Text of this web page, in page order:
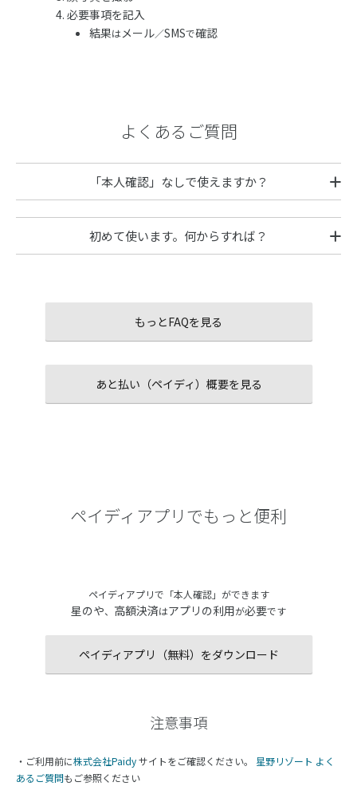
必要事項を記入
結果はメール／SMSで確認
よくあるご質問
「本人確認」なしで使えますか？
初めて使います。何からすれば？
もっとFAQを見る
あと払い（ペイディ）概要を見る
ペイディアプリでもっと便利
ペイディアプリで「本人確認」ができます
星のや、 高額決済はアプリの利用が必要です
ペイディアプリ（無料）をダウンロード
注意事項
・ご利用前に株式会社Paidyサイトをご確認ください。 星野リゾート よく
あるご質問もご参照ください